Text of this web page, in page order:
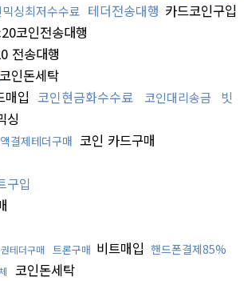
싱최저수수료 테더전송대행 카드코인구입
코인전송대행
전송대행
코인돈세탁
매입 코인현금화수수료 코인대리송금
빗
싱
결제테더구매 코인 카드구매
구입
테더구매 트론구매 비트매입 핸드폰결제85%
코인돈세탁